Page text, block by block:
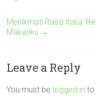
Menikmati Rasa Italia:
Makanku →
Leave a Reply
You must be logged in